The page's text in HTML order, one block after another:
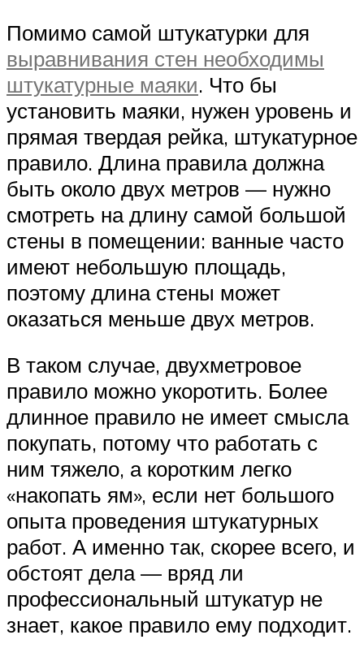
Помимо самой штукатурки для
выравнивания стен необходимы
штукатурные маяки. Что бы
установить маяки, нужен уровень и
прямая твердая рейка, штукатурное
правило. Длина правила должна
быть около двух метров — нужно
смотреть на длину самой большой
стены в помещении: ванные часто
имеют небольшую площадь,
поэтому длина стены может
оказаться меньше двух метров.
В таком случае, двухметровое
правило можно укоротить. Более
длинное правило не имеет смысла
покупать, потому что работать с
ним тяжело, а коротким легко
«накопать ям», если нет большого
опыта проведения штукатурных
работ. А именно так, скорее всего, и
обстоят дела — вряд ли
профессиональный штукатур не
знает, какое правило ему подходит.